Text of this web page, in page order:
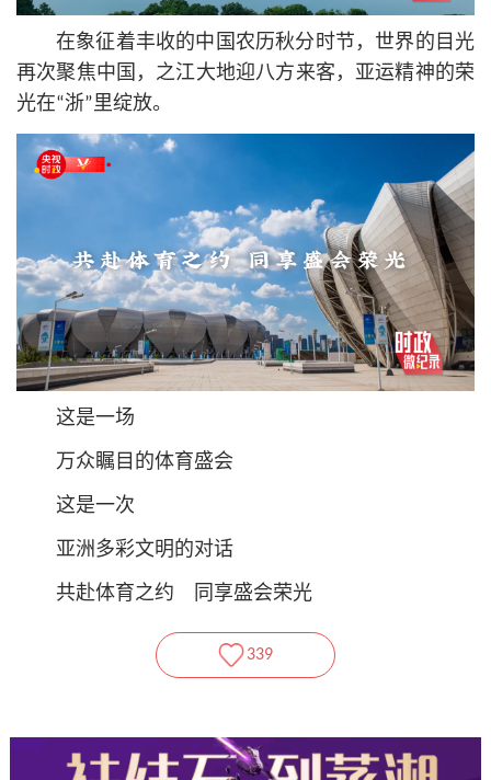
在象征着丰收的中国农历秋分时节，世界的目光
再次聚焦中国，之江大地迎八方来客，亚运精神的荣
光在“浙”里绽放。
这是一场
万众瞩目的体育盛会
这是一次
亚洲多彩文明的对话
共赴体育之约 同享盛会荣光
339